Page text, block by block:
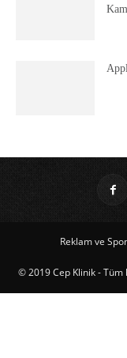
Reklam ve
© 2019 Cep Klinik - Tüm